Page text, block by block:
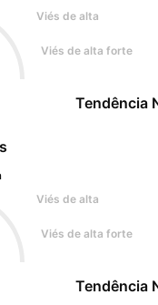
Viés de alta
Viés de alta forte
Tendência
Viés de alta
Viés de alta forte
Tendência